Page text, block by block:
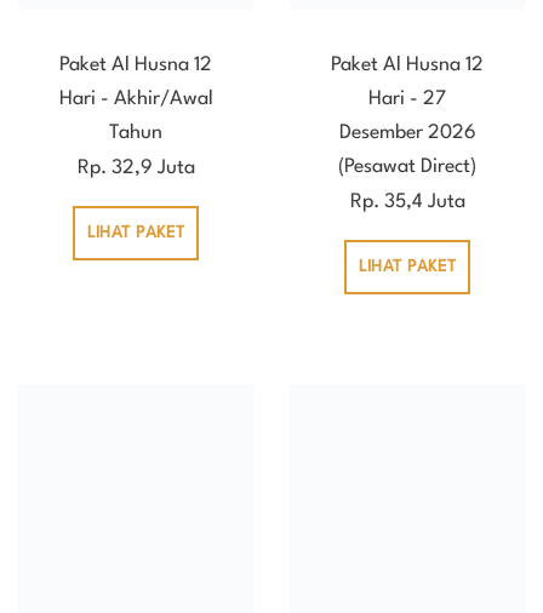
Paket Al Husna 12
Hari - Akhir/Awal
Tahun
Rp. 32,9 Juta
LIHAT PAKET
Paket Al Husna 12
Hari - 27
Desember 2026
(Pesawat Direct)
Rp. 35,4 Juta
LIHAT PAKET